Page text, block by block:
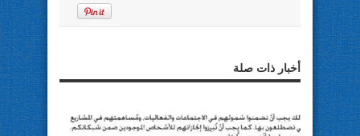
أخبار ذات صلة